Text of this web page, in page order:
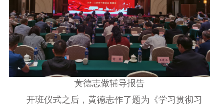
黄德志做辅导报告
开班仪式之后，黄德志作了题为《学习贯彻习